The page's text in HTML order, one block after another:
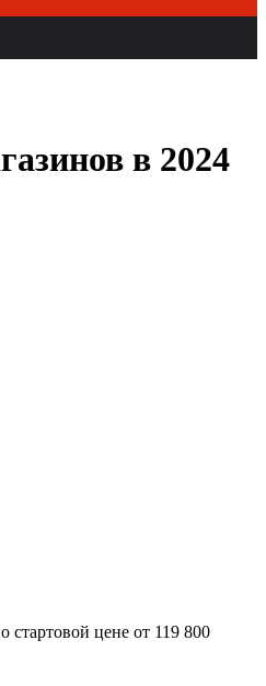
в 2024
стартовой цене от 119 800